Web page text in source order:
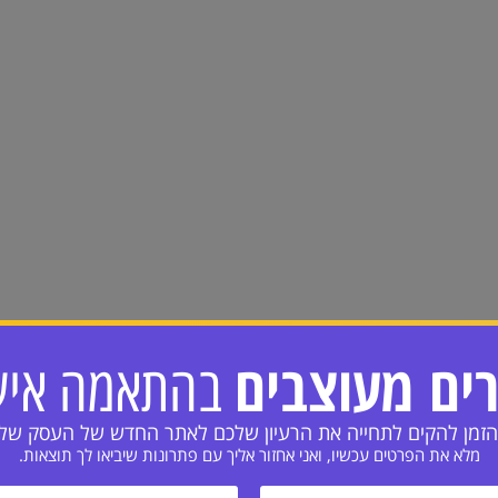
מעוצבים בהתאמה
להקים לתחייה את הרעיון שלכם לאתר החדש של העסק
מלא את הפרטים עכשיו, ואני אחזור אליך עם פתרונות שיביאו לך תוצאות.